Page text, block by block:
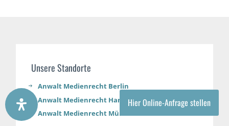
Hier Online-Anfrage stellen
Unsere Standorte
Anwalt Medienrecht Berlin
Anwalt Medienrecht Hamburg
Anwalt Medienrecht München